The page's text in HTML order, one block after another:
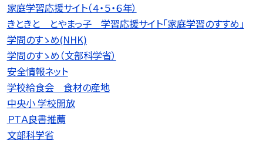
家庭学習応援サイト（４・５・６年）
きときと とやまっ子 学習応援サイト「家庭学習のすすめ」
学問のすゝめ(NHK)
学問のすゝめ（文部科学省）
安全情報ネット
学校給食会 食材の産地
中央小 学校開放
ＰＴＡ良書推薦
文部科学省